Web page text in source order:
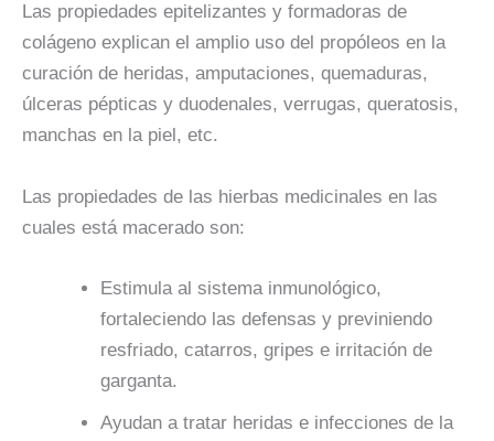
Las propiedades epitelizantes y formadoras de
colágeno explican el amplio uso del propóleos en la
curación de heridas, amputaciones, quemaduras,
úlceras pépticas y duodenales, verrugas, queratosis,
manchas en la piel, etc.
Las propiedades de las hierbas medicinales en las
cuales está macerado son:
Estimula al sistema inmunológico,
fortaleciendo las defensas y previniendo
resfriado, catarros, gripes e irritación de
garganta.
Ayudan a tratar heridas e infecciones de la